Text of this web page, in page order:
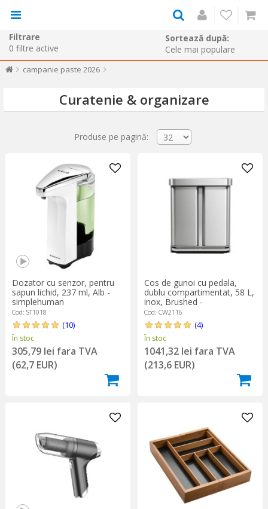
Filtrare
0 filtre active
Sortează după:
campanie paste 2026
Curatenie & organizare
Produse pe pagină:
Dozator cu senzor, pentru
sapun lichid, 237 ml, Alb -
simplehuman
Cod: ST1018
(10)
În stoc
305,79 lei fara TVA
(62,7 EUR)
Cos de gunoi cu pedala,
dublu compartimentat, 58 L,
inox, Brushed -
simplehuman
Cod: CW2116
(4)
În stoc
1041,32 lei fara TVA
(213,6 EUR)